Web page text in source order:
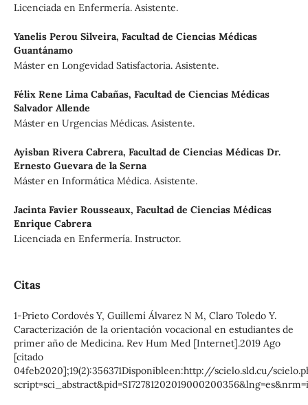
Licenciada en Enfermería. Asistente.
Yanelis Perou Silveira, Facultad de Ciencias Médicas
Guantánamo
Máster en Longevidad Satisfactoria. Asistente.
Félix Rene Lima Cabañas, Facultad de Ciencias Médicas
Salvador Allende
Máster en Urgencias Médicas. Asistente.
Ayisban Rivera Cabrera, Facultad de Ciencias Médicas Dr.
Ernesto Guevara de la Serna
Máster en Informática Médica. Asistente.
Jacinta Favier Rousseaux, Facultad de Ciencias Médicas
Enrique Cabrera
Licenciada en Enfermería. Instructor.
Citas
1-Prieto Cordovés Y, Guillemí Álvarez N M, Claro Toledo Y.
Caracterización de la orientación vocacional en estudiantes de
primer año de Medicina. Rev Hum Med [Internet].2019 Ago
[citado
04feb2020];19(2):356371Disponibleen:http://scielo.sld.cu/